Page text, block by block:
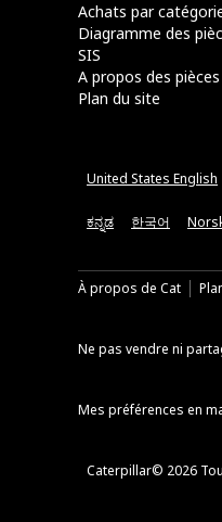
Achats par
Diagramme des
SIS
A propos des
Plan du site
United States English
ಕನ್ನಡ 한국어
À propos de Cat
Ne pas vendre ni
Mes préférences en
Caterpillar© 2026